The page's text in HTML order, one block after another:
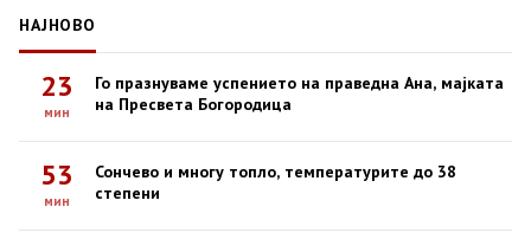
НАЈНОВО
23
мин
Го празнуваме успението на праведна Ана, мајката
на Пресвета Богородица
53
мин
Сончево и многу топло, температурите до 38
степени